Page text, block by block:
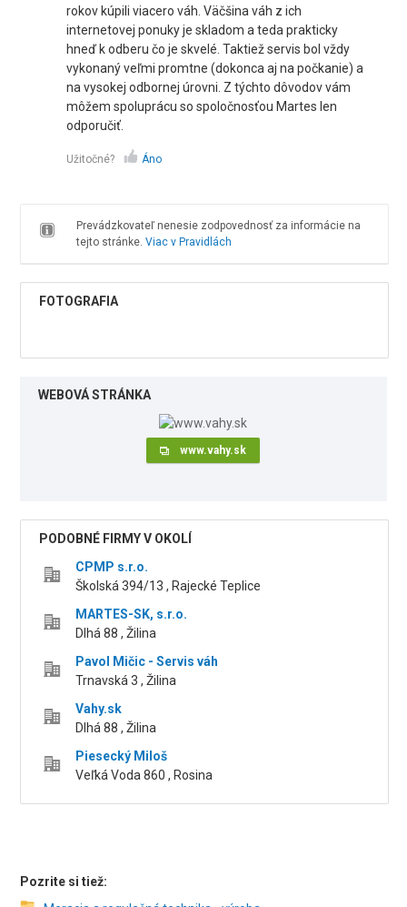
rokov kúpili viacero váh. Väčšina váh z ich
internetovej ponuky je skladom a teda prakticky
hneď k odberu čo je skvelé. Taktiež servis bol vždy
vykonaný veľmi promtne (dokonca aj na počkanie) a
na vysokej odbornej úrovni. Z týchto dôvodov vám
môžem spoluprácu so spoločnosťou Martes len
odporučiť.
Užitočné? Áno
Prevádzkovateľ nenesie zodpovednosť za informácie na
tejto stránke. Viac v Pravidlách
FOTOGRAFIA
WEBOVÁ STRÁNKA
www.vahy.sk
PODOBNÉ FIRMY V OKOLÍ
CPMP s.r.o.
Školská 394/13 , Rajecké Teplice
MARTES-SK, s.r.o.
Dlhá 88 , Žilina
Pavol Mičic - Servis váh
Trnavská 3 , Žilina
Vahy.sk
Dlhá 88 , Žilina
Piesecký Miloš
Veľká Voda 860 , Rosina
Pozrite si tiež: